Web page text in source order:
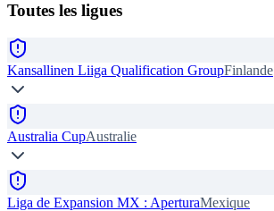
Toutes les ligues
Kansallinen Liiga Qualification GroupFinlande
Australia CupAustralie
Liga de Expansion MX : AperturaMexique